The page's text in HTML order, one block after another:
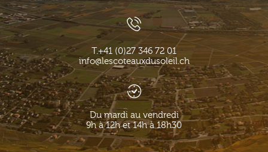
T.+41 (0)27 346 72 01
info@lescoteauxdusoleil.ch
Du mardi au vendredi
9h à 12h et 14h à 18h30